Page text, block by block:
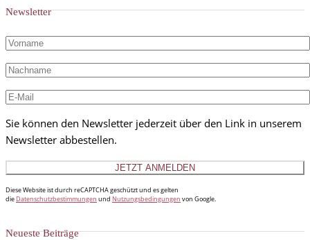
Newsletter
Sie können den Newsletter jederzeit über den Link in unserem
Newsletter abbestellen.
Diese Website ist durch reCAPTCHA geschützt und es gelten
die Datenschutzbestimmungen und Nutzungsbedingungen von Google.
Neueste Beiträge